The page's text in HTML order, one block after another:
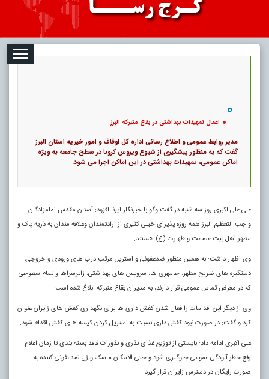
اعمال تمهیدات بهداشتی در بقاع متبرکه البرز
مدیر روابط عمومی و اطلاع رسانی اداره کل اوقاف و امور خیریه استان البرز
گفت که به منظور پیشگیری از شیوع ویروس کرونا در سطح جامعه به ویژه
اماکن عمومی، تمهیدات بهداشتی در این اماکن اجرا می شود.
علی علی اکبری روز سه شنبه در گفت وگو با خبرنگار ایرنا افزود: آستان مقدس امامزادگان
واجب التعظیم البرز همه روزه پذیرای خیلی کثیری از ارادتمندان وعلاقه مندان به ذریه پاک و
مطهر اهل بیت عصمت و طهارت (ع) هستند.
وی اظهار داشت: به همین منظور ضدعفونی و استریل مرتب درب های ورودی و خروجی،
دستگیره های ضریح مطهر، جامهری ها، سرویس های بهداشتی، زایرسراها و تمام سطوحی
که در معرض تماس عمومی قرار دارند، به مدیران بقاع متبرکه ابلاغ شده است.
وی از دیگر این اقدامات را فعال شدن کفش داری ها برای نگهداری کفش های زایران عنوان
کرد و گفت: در صورت نبود کفش داری نسبت به استریل کردن کیسه های کفش اقدام شود.
علی اکبری ادامه داد: بایستی از توزیع غذای نذری و نذورات فاقد بسته بندی تا زمان اعلام
رفع خطر آلودگی عمومی جلوگیری شود و حتی الامکان ماسک و ژل ضدعفونی کننده به
صورت رایگان در دسترس زایران قرار گیرد.